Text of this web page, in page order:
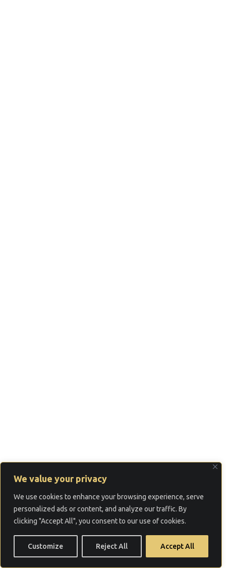
We value your privacy
We use cookies to enhance your browsing experience, serve
personalized ads or content, and analyze our traffic. By
clicking "Accept All", you consent to our use of cookies.
Customize Reject All Accept All